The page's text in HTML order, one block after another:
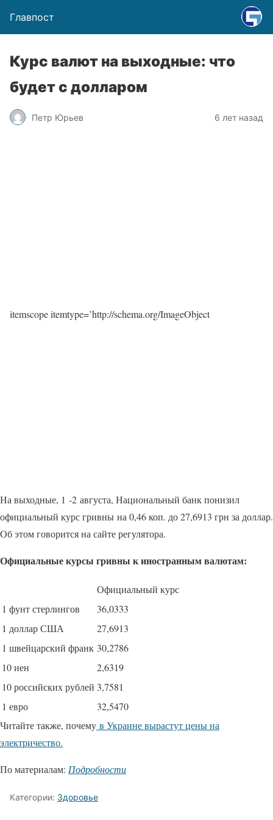
Главпост
Курс валют на выходные: что
будет с долларом
Петр Юрьев 6 лет назад
itemscope itemtype=’http://schema.org/ImageObject
На выходные, 1 -2 августа, Национальный банк понизил
официальный курс гривны на 0,46 коп. до 27,6913 грн за доллар.
Об этом говорится на сайте регулятора.
Официальные курсы гривны к иностранным валютам:
Официальный курс
1 фунт стерлингов
36,0333
1 доллар США
27,6913
1 швейцарский франк 30,2786
10 иен
2,6319
10 российских рублей 3,7581
1 евро
32,5470
Читайте также, почему в Украине вырастут цены на
электричество.
По материалам: Подробности
Категории: Здоровье